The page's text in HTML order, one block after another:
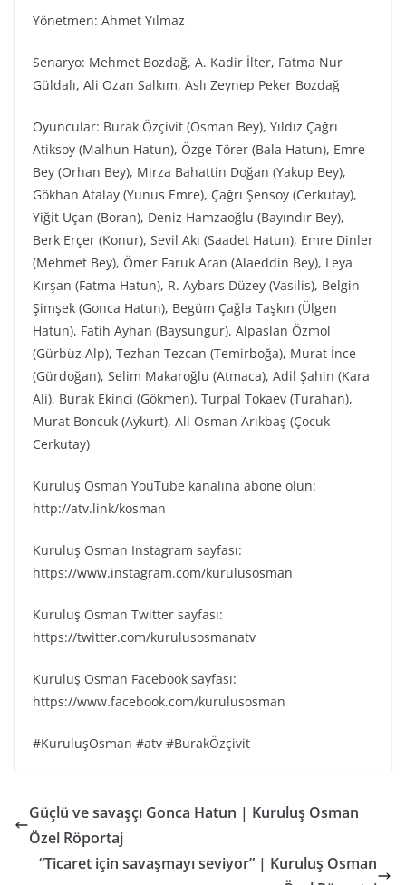
Yönetmen: Ahmet Yılmaz
Senaryo: Mehmet Bozdağ, A. Kadir İlter, Fatma Nur
Güldalı, Ali Ozan Salkım, Aslı Zeynep Peker Bozdağ
Oyuncular: Burak Özçivit (Osman Bey), Yıldız Çağrı
Atiksoy (Malhun Hatun), Özge Törer (Bala Hatun), Emre
Bey (Orhan Bey), Mirza Bahattin Doğan (Yakup Bey),
Gökhan Atalay (Yunus Emre), Çağrı Şensoy (Cerkutay),
Yiğit Uçan (Boran), Deniz Hamzaoğlu (Bayındır Bey),
Berk Erçer (Konur), Sevil Akı (Saadet Hatun), Emre Dinler
(Mehmet Bey), Ömer Faruk Aran (Alaeddin Bey), Leya
Kırşan (Fatma Hatun), R. Aybars Düzey (Vasilis), Belgin
Şimşek (Gonca Hatun), Begüm Çağla Taşkın (Ülgen
Hatun), Fatih Ayhan (Baysungur), Alpaslan Özmol
(Gürbüz Alp), Tezhan Tezcan (Temirboğa), Murat İnce
(Gürdoğan), Selim Makaroğlu (Atmaca), Adil Şahin (Kara
Ali), Burak Ekinci (Gökmen), Turpal Tokaev (Turahan),
Murat Boncuk (Aykurt), Ali Osman Arıkbaş (Çocuk
Cerkutay)
Kuruluş Osman YouTube kanalına abone olun:
http://atv.link/kosman
Kuruluş Osman Instagram sayfası:
https://www.instagram.com/kurulusosman
Kuruluş Osman Twitter sayfası:
https://twitter.com/kurulusosmanatv
Kuruluş Osman Facebook sayfası:
https://www.facebook.com/kurulusosman
#KuruluşOsman #atv #BurakÖzçivit
Güçlü ve savaşçı Gonca Hatun | Kuruluş Osman
Özel Röportaj
“Ticaret için savaşmayı seviyor” | Kuruluş Osman